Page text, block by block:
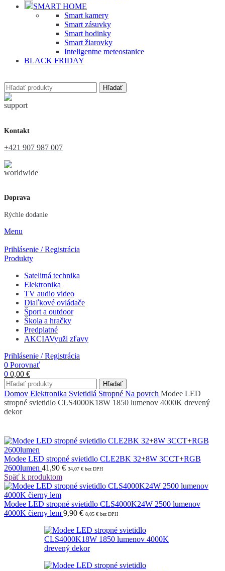
SMART HOME
Smart kamery
Smart zásuvky
Smart hodinky
Smart žiarovky
Inteligentne meteostanice
BLACK FRIDAY
Hľadať
Kontakt
+421 907 987 007
Doprava
Rýchle dodanie
Menu
Prihlásenie / Registrácia
Produkty
Satelitná technika
Elektronika
TV audio video
Diaľkové ovládače
Šport a outdoor
Škola a hračky
Predplatné
AKCIAVyuži zľavy
Prihlásenie / Registrácia
0 Porovnať
0 0,00 €
Hľadať
Domov Elektronika Svietidlá Stropné Na povrch Modee LED
stropné svietidlo CLS4000K18W 1850 lumenov 4000K drevený
dekor
Modee LED stropné svietidlo CLE2BK 32+8W 3CCT+RGB
2600lumen 41,90 € 34,07 € bez DPH
Späť k produktom
Modee LED stropné svietidlo CLS4000K24W 2500 lumenov
4000K čierny lem 9,90 € 8,05 € bez DPH